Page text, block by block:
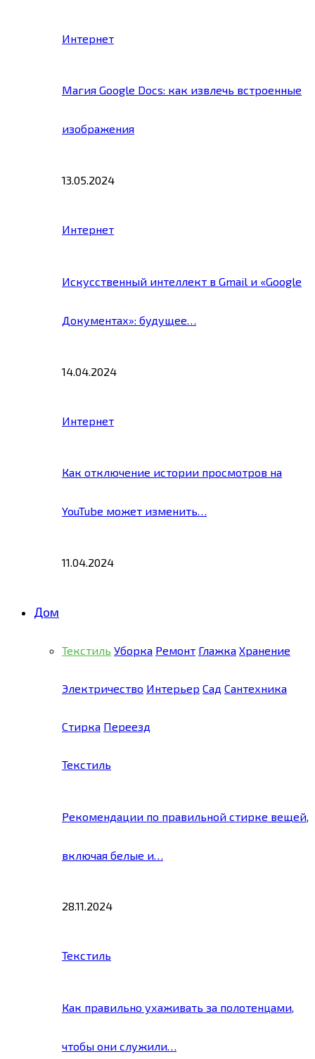
Интернет
Магия Google Docs: как извлечь встроенные
изображения
13.05.2024
Интернет
Искусственный интеллект в Gmail и «Google
Документах»: будущее…
14.04.2024
Интернет
Как отключение истории просмотров на
YouTube может изменить…
11.04.2024
Дом
Текстиль Уборка Ремонт Глажка Хранение
Электричество Интерьер Сад Сантехника
Стирка Переезд
Текстиль
Рекомендации по правильной стирке вещей,
включая белые и…
28.11.2024
Текстиль
Как правильно ухаживать за полотенцами,
чтобы они служили…